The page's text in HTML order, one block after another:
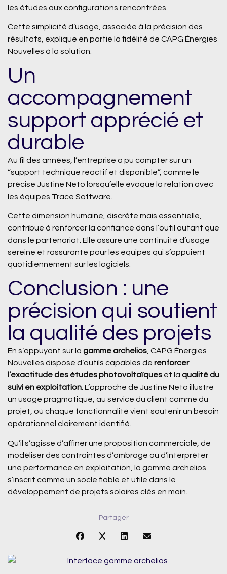
les études aux configurations rencontrées.
Cette simplicité d’usage, associée à la précision des
résultats, explique en partie la fidélité de CAPG Énergies
Nouvelles à la solution.
Un
accompagnement
support apprécié et
durable
Au fil des années, l’entreprise a pu compter sur un
“support technique réactif et disponible”, comme le
précise Justine Neto lorsqu’elle évoque la relation avec
les équipes Trace Software.
Cette dimension humaine, discrète mais essentielle,
contribue à renforcer la confiance dans l’outil autant que
dans le partenariat. Elle assure une continuité d’usage
sereine et rassurante pour les équipes qui s’appuient
quotidiennement sur les logiciels.
Conclusion : une
précision qui soutient
la qualité des projets
En s’appuyant sur la gamme archelios, CAPG Énergies
Nouvelles dispose d’outils capables de renforcer
l’exactitude des études photovoltaïques et la qualité du
suivi en exploitation. L’approche de Justine Neto illustre
un usage pragmatique, au service du client comme du
projet, où chaque fonctionnalité vient soutenir un besoin
opérationnel clairement identifié.
Qu’il s’agisse d’affiner une proposition commerciale, de
modéliser des contraintes d’ombrage ou d’interpréter
une performance en exploitation, la gamme archelios
s’inscrit comme un socle fiable et utile dans le
développement de projets solaires clés en main.
Partager